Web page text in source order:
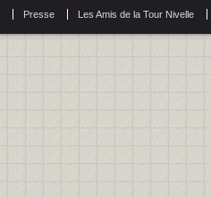
Presse Les Amis de la Tour Nivelle